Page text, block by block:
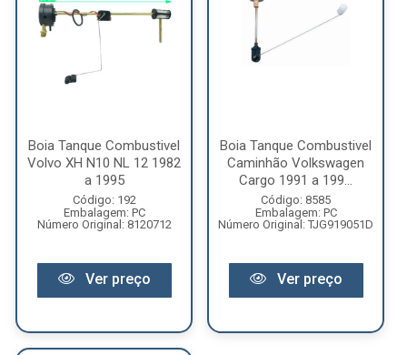
Boia Tanque Combustivel
Volvo XH N10 NL 12 1982
a 1995
Código: 192
Embalagem: PC
Número Original: 8120712
Ver preço
Boia Tanque Combustivel
Caminhão Volkswagen
Cargo 1991 a 199...
Código: 8585
Embalagem: PC
Número Original: TJG919051D
Ver preço